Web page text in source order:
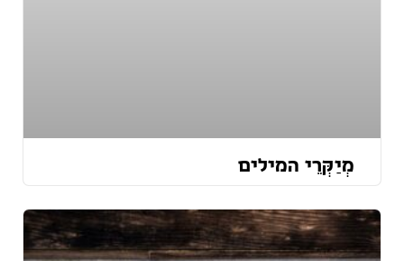
מְיַקְּרֵי המילים